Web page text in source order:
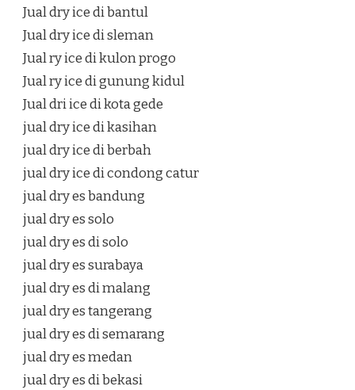
Jual dry ice di bantul
Jual dry ice di sleman
Jual ry ice di kulon progo
Jual ry ice di gunung kidul
Jual dri ice di kota gede
jual dry ice di kasihan
jual dry ice di berbah
jual dry ice di condong catur
jual dry es bandung
jual dry es solo
jual dry es di solo
jual dry es surabaya
jual dry es di malang
jual dry es tangerang
jual dry es di semarang
jual dry es medan
jual dry es di bekasi